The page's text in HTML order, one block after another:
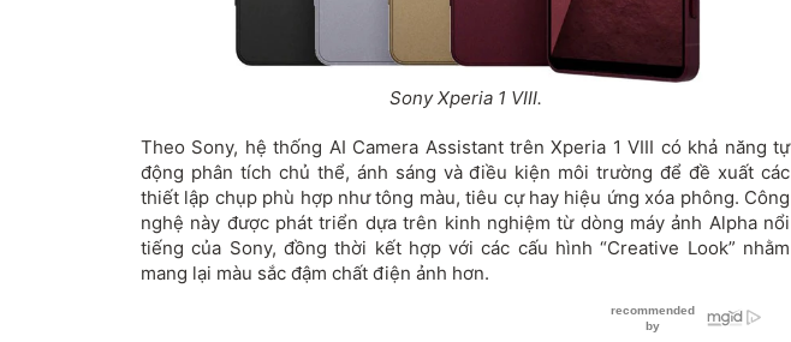
Sony Xperia 1 VIII.
Theo Sony, hệ thống AI Camera Assistant trên Xperia 1 VIII có khả năng tự
động phân tích chủ thể, ánh sáng và điều kiện môi trường để đề xuất các
thiết lập chụp phù hợp như tông màu, tiêu cự hay hiệu ứng xóa phông. Công
nghệ này được phát triển dựa trên kinh nghiệm từ dòng máy ảnh Alpha nổi
tiếng của Sony, đồng thời kết hợp với các cấu hình “Creative Look” nhằm
mang lại màu sắc đậm chất điện ảnh hơn.